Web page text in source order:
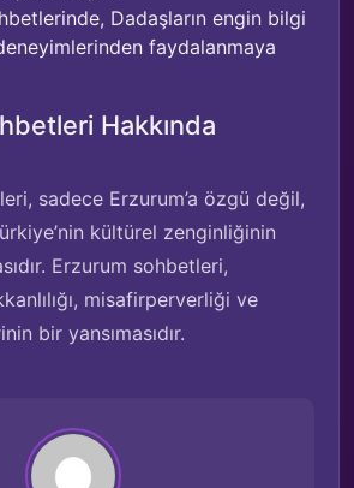
Dadaşların engin bilgi
faydalanmaya
Hakkında
sadece Erzurum’a özgü değil,
kültürel zenginliğinin
Erzurum sohbetleri,
misafirperverliği ve
bir yansımasıdır.